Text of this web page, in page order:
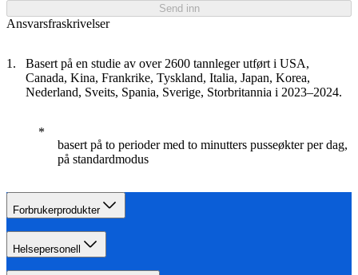
Send inn
Ansvarsfraskrivelser
Basert på en studie av over 2600 tannleger utført i USA,
Canada, Kina, Frankrike, Tyskland, Italia, Japan, Korea,
Nederland, Sveits, Spania, Sverige, Storbritannia i 2023–2024.
basert på to perioder med to minutters pusseøkter per dag,
på standardmodus
Forbrukerprodukter
Helsepersonell